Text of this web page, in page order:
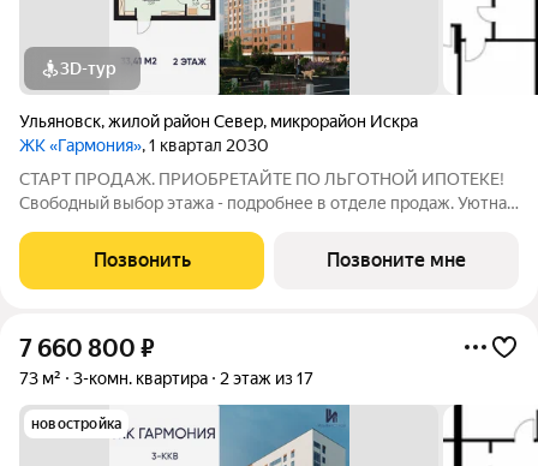
3D-тур
Ульяновск,жилой район Север, микрорайон Искра
ЖК «Гармония», 1 квартал 2030
СТАРТ ПРОДАЖ. ПРИОБРЕТАЙТЕ ПО ЛЬГОТНОЙ ИПОТЕКЕ!
Свободный выбор этажа - подробнее в отделе продаж. Уютная
тех, кто ценит комфорт и функциональность: продуманная
Позвонить Позвоните мне
7 660 800 ₽
73 м² 3-комн. квартира 2 этаж из 17
новостройка